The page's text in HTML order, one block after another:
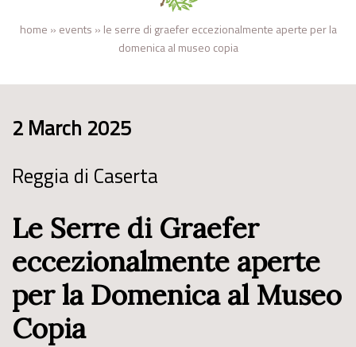
home » events » le serre di graefer eccezionalmente aperte per la
domenica al museo copia
2 March 2025
Reggia di Caserta
Le Serre di Graefer
eccezionalmente aperte
per la Domenica al Museo
Copia